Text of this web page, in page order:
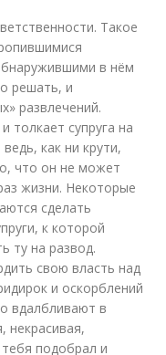
Такое
в нём
решать, и
развлечений.
толкает супруга на
как ни крути,
что он не может
жизни. Некоторые
сделать
к которой
ту на развод.
свою власть над
и оскорблений
вдалбливают в
некрасивая,
подобрал и